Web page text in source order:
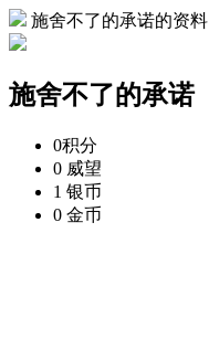
施舍不了的承诺的资料
施舍不了的承诺
0积分
0 威望
1 银币
0 金币